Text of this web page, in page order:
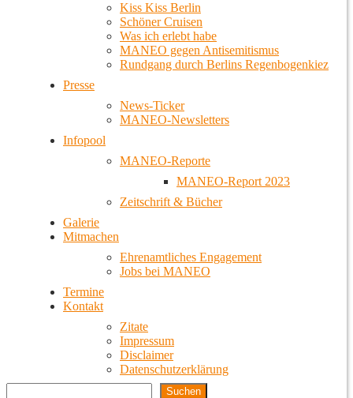
Kiss Kiss Berlin
Schöner Cruisen
Was ich erlebt habe
MANEO gegen Antisemitismus
Rundgang durch Berlins Regenbogenkiez
Presse
News-Ticker
MANEO-Newsletters
Infopool
MANEO-Reporte
MANEO-Report 2023
Zeitschrift & Bücher
Galerie
Mitmachen
Ehrenamtliches Engagement
Jobs bei MANEO
Termine
Kontakt
Zitate
Impressum
Disclaimer
Datenschutzerklärung
Suchen